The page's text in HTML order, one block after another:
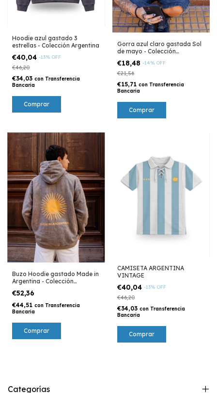
Hoodie azul gastado 3
estrellas - Colección Argentina
€40,04 -13% OFF
€46,20
€34,03 con Transferencia
Bancaria
Comprar
Gorra azul claro gastada Sol
de mayo - Colección
€18,48 -14% OFF
€21,56
€15,71 con Transferencia
Bancaria
Buzo Hoodie gastado Made in
Argentina - Colección
€52,36
€44,51 con Transferencia
Bancaria
Comprar
CAMISETA ARGENTINA
VINTAGE
€40,04 -13% OFF
€46,20
€34,03 con Transferencia
Bancaria
Comprar
Categorías